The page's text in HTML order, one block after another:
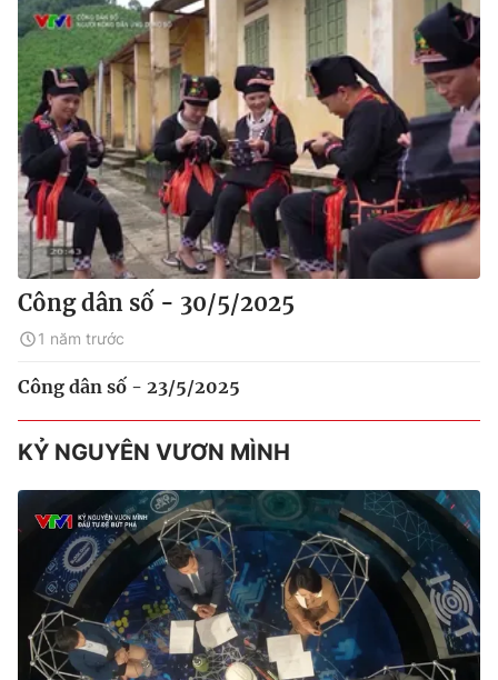
Công dân số - 30/5/2025
1 năm trước
Công dân số - 23/5/2025
KỶ NGUYÊN VƯƠN MÌNH